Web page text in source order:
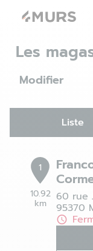
Les
Modifier
Liste
1
10.92
km 60 rue
95370